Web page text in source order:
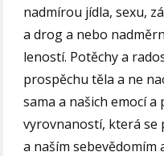
nadmírou jídla, sexu,
a drog a nebo
leností. Potěchy a
prospěchu těla a ne
sama a našich emocí
vyrovnaností, která
a naším sebevědomím